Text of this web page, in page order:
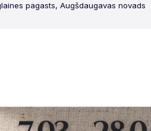
pagasts, Augšdaugavas novads